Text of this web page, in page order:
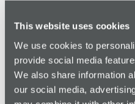
This website uses cookies
We use cookies to
provide social media
We also share information
our social media,